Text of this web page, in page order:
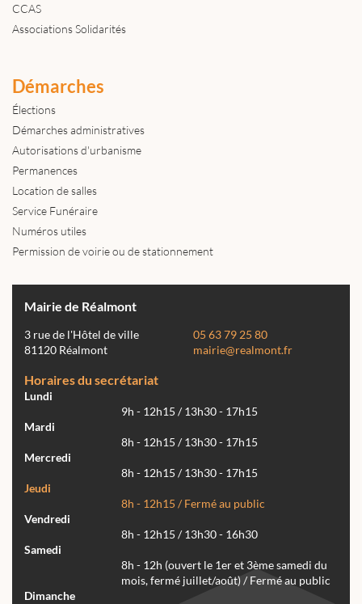
CCAS
Associations Solidarités
Démarches
Élections
Démarches administratives
Autorisations d'urbanisme
Permanences
Location de salles
Service Funéraire
Numéros utiles
Permission de voirie ou de stationnement
Mairie de Réalmont
3 rue de l'Hôtel de ville
81120 Réalmont
05 63 79 25 80
mairie@realmont.fr
Horaires du secrétariat
Lundi
9h - 12h15 / 13h30 - 17h15
Mardi
8h - 12h15 / 13h30 - 17h15
Mercredi
8h - 12h15 / 13h30 - 17h15
Jeudi
8h - 12h15 / Fermé au public
Vendredi
8h - 12h15 / 13h30 - 16h30
Samedi
8h - 12h (ouvert le 1er et 3ème samedi du
mois, fermé juillet/août) / Fermé au public
Dimanche